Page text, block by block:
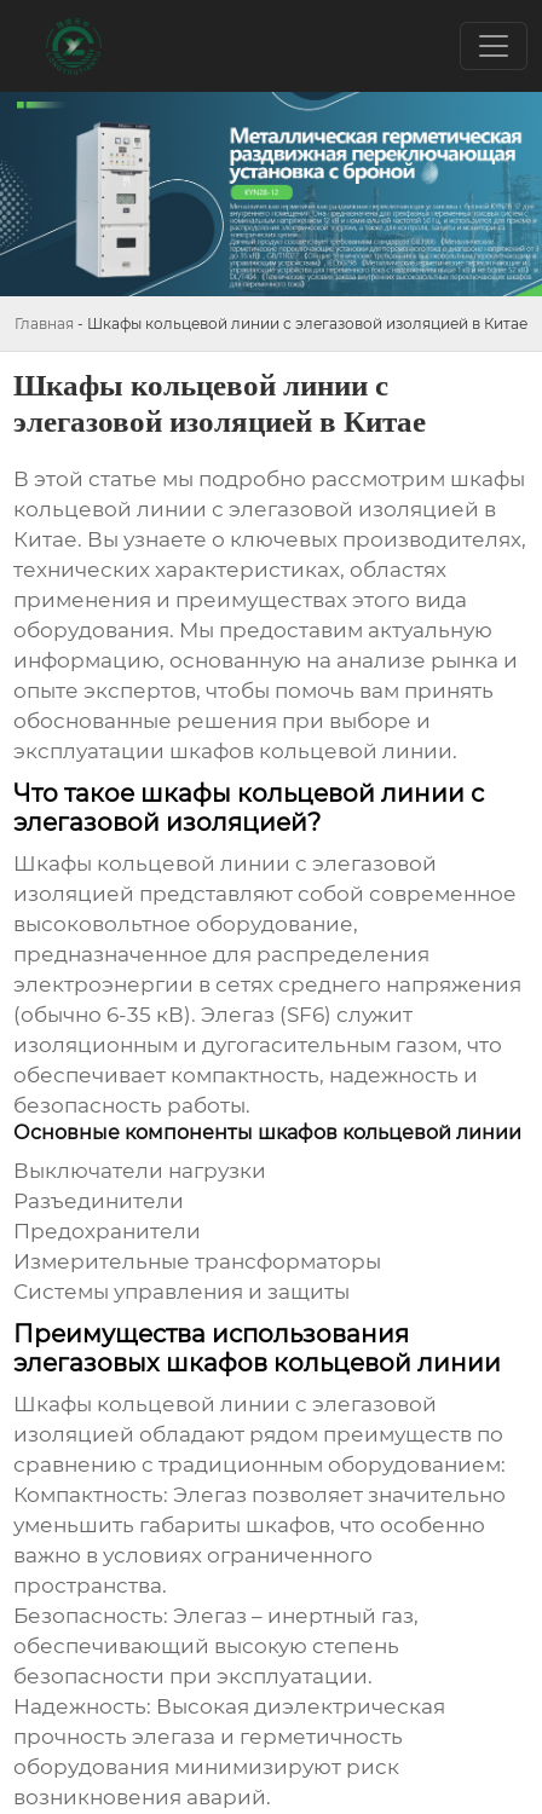
Главная - Шкафы кольцевой линии с элегазовой изоляцией в Китае
Шкафы кольцевой линии с
элегазовой изоляцией в Китае
В этой статье мы подробно рассмотрим шкафы
кольцевой линии с элегазовой изоляцией в
Китае. Вы узнаете о ключевых производителях,
технических характеристиках, областях
применения и преимуществах этого вида
оборудования. Мы предоставим актуальную
информацию, основанную на анализе рынка и
опыте экспертов, чтобы помочь вам принять
обоснованные решения при выборе и
эксплуатации шкафов кольцевой линии.
Что такое шкафы кольцевой линии с
элегазовой изоляцией?
Шкафы кольцевой линии с элегазовой
изоляцией представляют собой современное
высоковольтное оборудование,
предназначенное для распределения
электроэнергии в сетях среднего напряжения
(обычно 6-35 кВ). Элегаз (SF6) служит
изоляционным и дугогасительным газом, что
обеспечивает компактность, надежность и
безопасность работы.
Основные компоненты шкафов кольцевой линии
Выключатели нагрузки
Разъединители
Предохранители
Измерительные трансформаторы
Системы управления и защиты
Преимущества использования
элегазовых шкафов кольцевой линии
Шкафы кольцевой линии с элегазовой
изоляцией обладают рядом преимуществ по
сравнению с традиционным оборудованием:
Компактность: Элегаз позволяет значительно
уменьшить габариты шкафов, что особенно
важно в условиях ограниченного
пространства.
Безопасность: Элегаз – инертный газ,
обеспечивающий высокую степень
безопасности при эксплуатации.
Надежность: Высокая диэлектрическая
прочность элегаза и герметичность
оборудования минимизируют риск
возникновения аварий.